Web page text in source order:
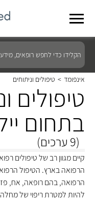
הקלידו
כדי
לחפש
רופאים,
מידע
מקצועי,
פורומים
ועוד...
אינפומד > טיפולים וניתוחים
טיפולים
בתחום
(9 ערכים)
קיים מגוון רב של טיפולים
הרפואה בארץ. הטיפול
הרפואה, בהם רופאה, אח,
להיות למטרת ריפוי של מחלה